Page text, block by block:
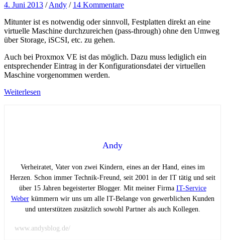
4. Juni 2013 /Andy / 14 Kommentare
Mitunter ist es notwendig oder sinnvoll, Festplatten direkt an eine
virtuelle Maschine durchzureichen (pass-through) ohne den Umweg
über Storage, iSCSI, etc. zu gehen.
Auch bei Proxmox VE ist das möglich. Dazu muss lediglich ein
entsprechender Eintrag in der Konfigurationsdatei der virtuellen
Maschine vorgenommen werden.
Weiterlesen
Andy
Verheiratet, Vater von zwei Kindern, eines an der Hand, eines im
Herzen. Schon immer Technik-Freund, seit 2001 in der IT tätig und seit
über 15 Jahren begeisterter Blogger. Mit meiner Firma IT-Service
Weberkümmern wir uns um alle IT-Belange von gewerblichen Kunden
und unterstützen zusätzlich sowohl Partner als auch Kollegen.
www.andysblog.de/